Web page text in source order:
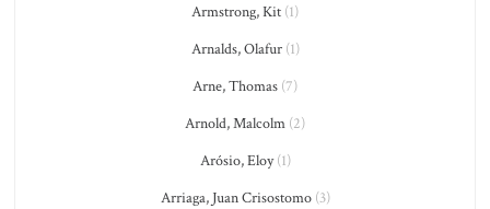
Armstrong, Kit (1)
Arnalds, Olafur(1)
Arne, Thomas (7)
Arnold, Malcolm (2)
Arósio, Eloy(1)
Arriaga, Juan Crisostomo(3)